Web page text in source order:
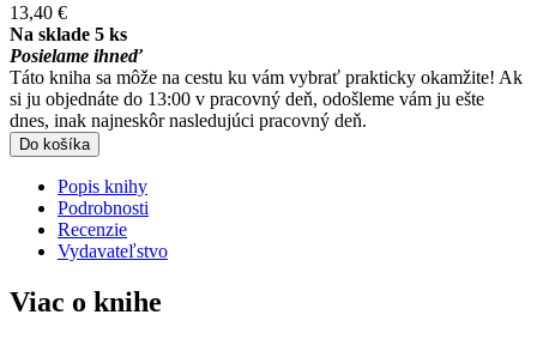
13,40 €
Na sklade 5 ks
Posielame ihneď
Táto kniha sa môže na cestu ku vám vybrať prakticky okamžite! Ak
si ju objednáte do 13:00 v pracovný deň, odošleme vám ju ešte
dnes, inak najneskôr nasledujúci pracovný deň.
Do košíka
Popis knihy
Podrobnosti
Recenzie
Vydavateľstvo
Viac o knihe